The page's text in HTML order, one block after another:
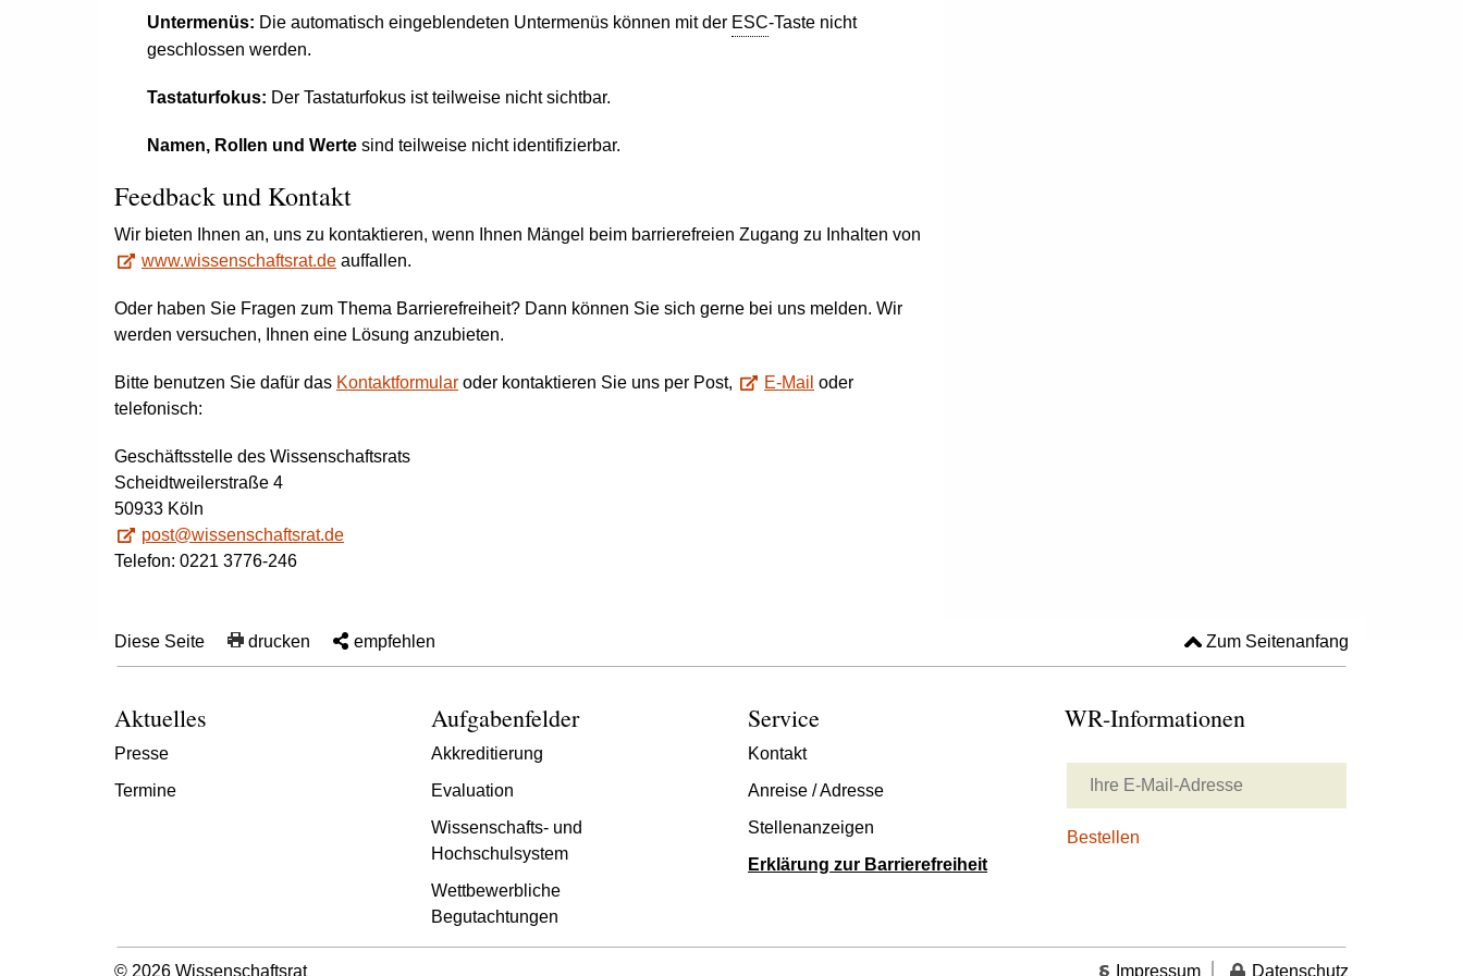
Untermenüs: Die automatisch eingeblendeten Untermenüs können mit der ESC-Taste nicht
geschlossen werden.
Tastaturfokus: Der Tastaturfokus ist teilweise nicht sichtbar.
Namen, Rollen und Werte sind teilweise nicht identifizierbar.
Feedbackund Kontakt
Wir bieten Ihnen an, uns zu kontaktieren, wenn Ihnen Mängel beim barrierefreien Zugang zu Inhalten von
www.wissenschaftsrat.de auffallen.
Oder haben Sie Fragen zum Thema Barrierefreiheit? Dann können Sie sich gerne bei uns melden. Wir
werden versuchen, Ihnen eine Lösung anzubieten.
Bitte benutzen Sie dafür das Kontaktformular oder kontaktieren Sie uns per Post, E-Mail oder
telefonisch:
Geschäftsstelle des Wissenschaftsrats
Scheidtweilerstraße 4
50933 Köln
post@wissenschaftsrat.de
Telefon: 0221 3776-246
Diese Seite drucken empfehlen Zum Seitenanfang
Aktuelles
Presse
Termine
Aufgabenfelder
Akkreditierung
Evaluation
Wissenschafts- und
Hochschulsystem
Wettbewerbliche
Begutachtungen
Service
Kontakt
Anreise / Adresse
Stellenanzeigen
Erklärung zur Barrierefreiheit
WR-Informationen
© 2026 Wissenschaftsrat Impressum Datenschutz